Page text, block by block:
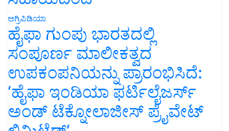
ಅಗ್ರಿಪಿಡಿಯಾ
ಹೈಫಾ ಗುಂಪು ಭಾರತದಲ್ಲಿ
ಸಂಪೂರ್ಣ ಮಾಲೀಕತ್ವದ
ಉಪಕಂಪನಿಯನ್ನು ಪ್ರಾರಂಭಿಸಿದೆ:
‘ಹೈಫಾ ಇಂಡಿಯಾ ಫರ್ಟಿಲೈಜರ್ಸ್
ಅಂಡ್ ಟೆಕ್ನೋಲಾಜೀಸ್ ಪ್ರೈವೇಟ್